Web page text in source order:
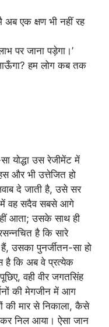
अब एक क्षण भी नहीं रह
पर जाना पड़ेगा।’
हम लोग कब तक
योद्धा उस रेजीमेंट में
और भी उत्तेजित हो
दे जाती है, उसे सर
में वह सदैव सबसे आगे
आता; उसके साथ ही
है कि सारे
उसका पुनर्जीतन-सा हो
है कि अब वे प्रत्येक
वही वीर जगतसिंह
की मेगजीन में आग
की मार से निकाला, कैसे
निल आया। ऐसा जान